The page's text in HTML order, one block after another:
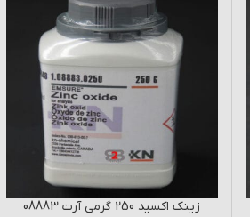
زینک اکسید 250 گرمی آرت 08883